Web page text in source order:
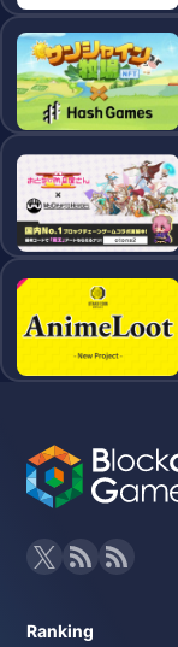
Ranking